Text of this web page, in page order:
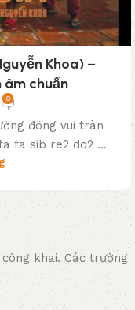
Khoa) –
âm chuẩn
0
đông vui tràn
fa sib re2 do2 ...
khai. Các trường